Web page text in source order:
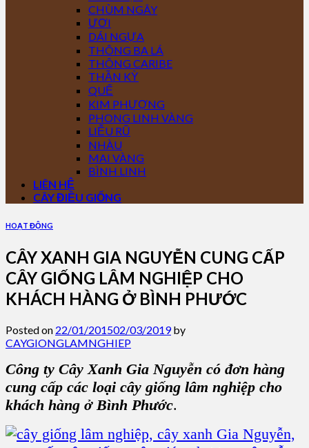
CHÙM NGÂY
ƯƠI
DÁI NGỰA
THÔNG BA LÁ
THÔNG CARIBE
THẦN KỲ
QUẾ
KIM PHƯỢNG
PHONG LINH VÀNG
LIỄU RŨ
NHÀU
MAI VÀNG
BÌNH LINH
LIÊN HỆ
CÂY ĐIỀU GIỐNG
HOẠT ĐỘNG
CÂY XANH GIA NGUYỄN CUNG CẤP
CÂY GIỐNG LÂM NGHIỆP CHO
KHÁCH HÀNG Ở BÌNH PHƯỚC
Posted on 22/01/201502/03/2019by
CAYGIONGLAMNGHIEP
Công ty Cây Xanh Gia Nguyễn có đơn hàng
cung cấp các loại cây giống lâm nghiệp cho
khách hàng ở Bình Phước.